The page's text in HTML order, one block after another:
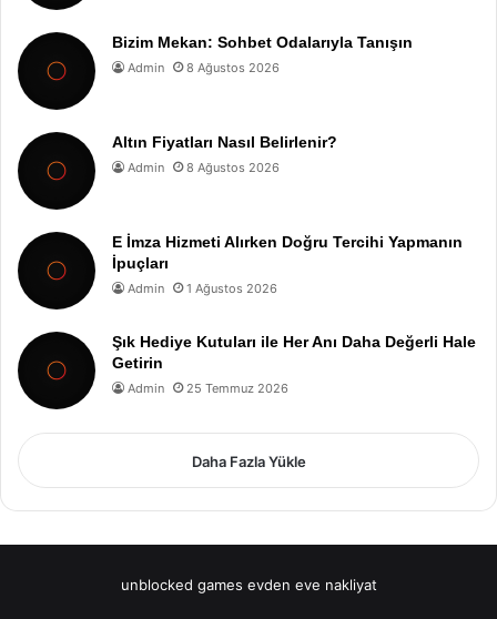
Bizim Mekan: Sohbet Odalarıyla Tanışın
Admin 8 Ağustos 2026
Altın Fiyatları Nasıl Belirlenir?
Admin 8 Ağustos 2026
E İmza Hizmeti Alırken Doğru Tercihi Yapmanın
İpuçları
Admin 1 Ağustos 2026
Şık Hediye Kutuları ile Her Anı Daha Değerli Hale
Getirin
Admin 25 Temmuz 2026
Daha Fazla Yükle
unblocked games evden eve nakliyat